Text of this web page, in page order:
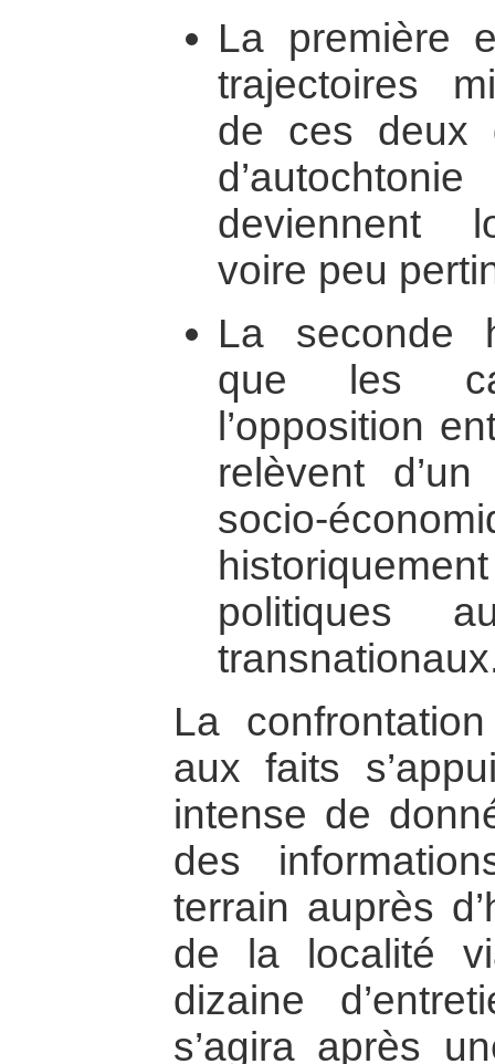
La première
trajectoires
de ces deux
deviennent
voire peu
La seconde
que les
l’opposition
relèvent
socio-
politiques
La
aux faits
intense de
des
terrain auprès
de la localité
dizaine
s’agira après